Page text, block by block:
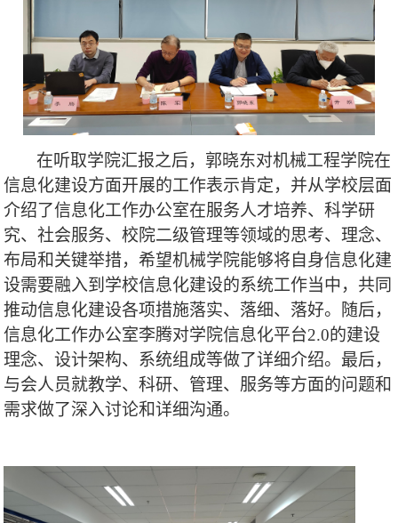
在听取学院汇报之后，郭晓东对机械工程学院在
信息化建设方面开展的工作表示肯定，并从学校层面
介绍了信息化工作办公室在服务人才培养、科学研
究、社会服务、校院二级管理等领域的思考、理念、
布局和关键举措，希望机械学院能够将自身信息化建
设需要融入到学校信息化建设的系统工作当中，共同
推动信息化建设各项措施落实、落细、落好。随后，
信息化工作办公室李腾对学院信息化平台2.0的建设
理念、设计架构、系统组成等做了详细介绍。最后，
与会人员就教学、科研、管理、服务等方面的问题和
需求做了深入讨论和详细沟通。